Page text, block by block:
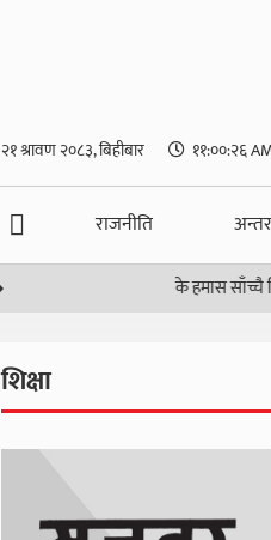
२१ श्रावण २०८३, बिहीबार ११:००:२७
राजनीति
के हमास साँच्चै
शिक्षा